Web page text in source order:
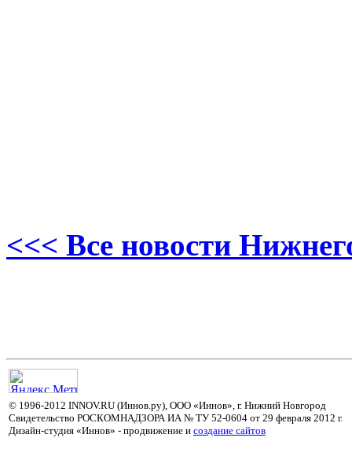
<<< Все новости
© 1996-2012 INNOV.RU (Иннов.ру), ООО «Иннов», г. Нижний Новгород
Свидетельство РОСКОМНАДЗОРА ИА № ТУ 52-0604 от 29 февраля 2012 г.
Дизайн-студия «Иннов» - продвижение и cоздание сайтов